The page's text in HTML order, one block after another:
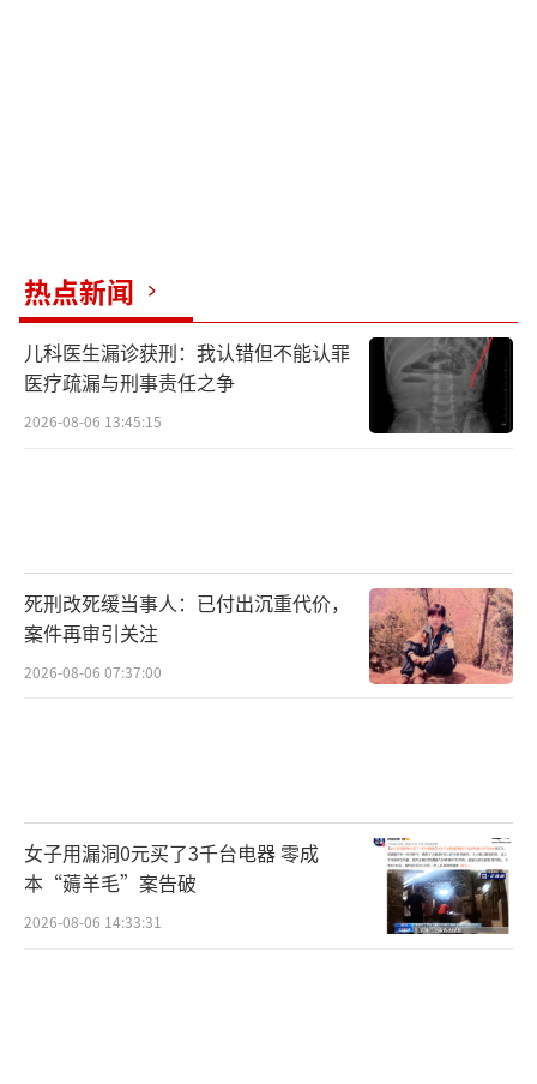
热点新闻
儿科医生漏诊获刑：我认错但不能认罪
医疗疏漏与刑事责任之争
2026-08-06 13:45:15
死刑改死缓当事人：已付出沉重代价，
案件再审引关注
2026-08-06 07:37:00
女子用漏洞0元买了3千台电器 零成
本“薅羊毛”案告破
2026-08-06 14:33:31